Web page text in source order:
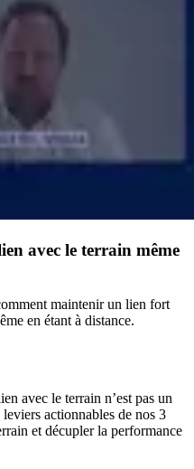
avec le terrain même
maintenir un lien fort
en étant à distance.
avec le terrain n’est pas un
actionnables de nos 3
et décupler la performance